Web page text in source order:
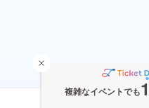
複雑なイベントでも1